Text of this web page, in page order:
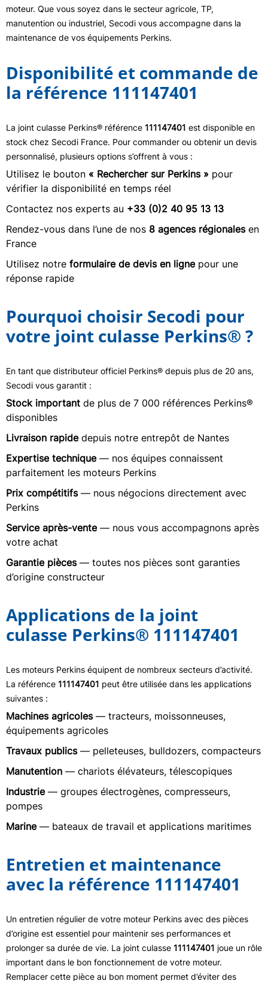
moteur. Que vous soyez dans le secteur agricole, TP,
manutention ou industriel, Secodi vous accompagne dans la
maintenance de vos équipements Perkins.
Disponibilité et commande de
la référence 111147401
La joint culasse Perkins® référence 111147401 est disponible en
stock chez Secodi France. Pour commander ou obtenir un devis
personnalisé, plusieurs options s’offrent à vous :
Utilisez le bouton « Rechercher sur Perkins » pour
vérifier la disponibilité en temps réel
Contactez nos experts au +33 (0)2 40 95 13 13
Rendez-vous dans l’une de nos 8 agences régionalesen
France
Utilisez notre formulaire de devis en lignepour une
réponse rapide
Pourquoi choisir Secodi pour
votre joint culasse Perkins® ?
En tant que distributeur officiel Perkins® depuis plus de 20 ans,
Secodi vous garantit :
Stock important de plus de 7 000 références Perkins®
disponibles
Livraison rapidedepuis notre entrepôt de Nantes
Expertise technique— nos équipes connaissent
parfaitement les moteurs Perkins
Prix compétitifs— nous négocions directement avec
Perkins
Service après-vente— nous vous accompagnons après
votre achat
Garantie pièces— toutes nos pièces sont garanties
d’origine constructeur
Applications de la joint
culasse Perkins® 111147401
Les moteurs Perkins équipent de nombreux secteurs d’activité.
La référence 111147401 peut être utilisée dans les applications
suivantes :
Machines agricoles— tracteurs, moissonneuses,
équipements agricoles
Travaux publics— pelleteuses, bulldozers, compacteurs
Manutention — chariots élévateurs, télescopiques
Industrie— groupes électrogènes, compresseurs,
pompes
Marine— bateaux de travail et applications maritimes
Entretien et maintenance
avec la référence 111147401
Un entretien régulier de votre moteur Perkins avec des pièces
d’origine est essentiel pour maintenir ses performances et
prolonger sa durée de vie. La joint culasse 111147401 joue un rôle
important dans le bon fonctionnement de votre moteur.
Remplacer cette pièce au bon moment permet d’éviter des